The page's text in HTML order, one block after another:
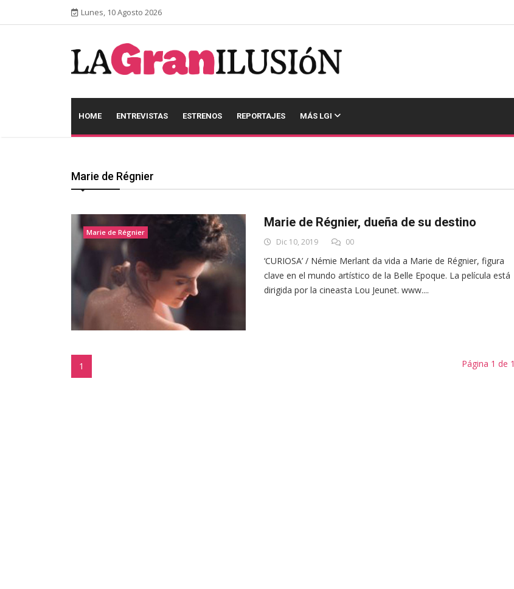
Lunes, 10 Agosto 2026
HOME ENTREVISTAS ESTRENOS REPORTAJES MÁS LGI
Marie de Régnier
Marie de Régnier
Marie de Régnier, dueña de su destino
Dic 10, 2019 00
‘CURIOSA’ / Némie Merlant da vida a Marie de Régnier, figura
clave en el mundo artístico de la Belle Epoque. La película está
dirigida por la cineasta Lou Jeunet. www....
1 Página 1 de 1